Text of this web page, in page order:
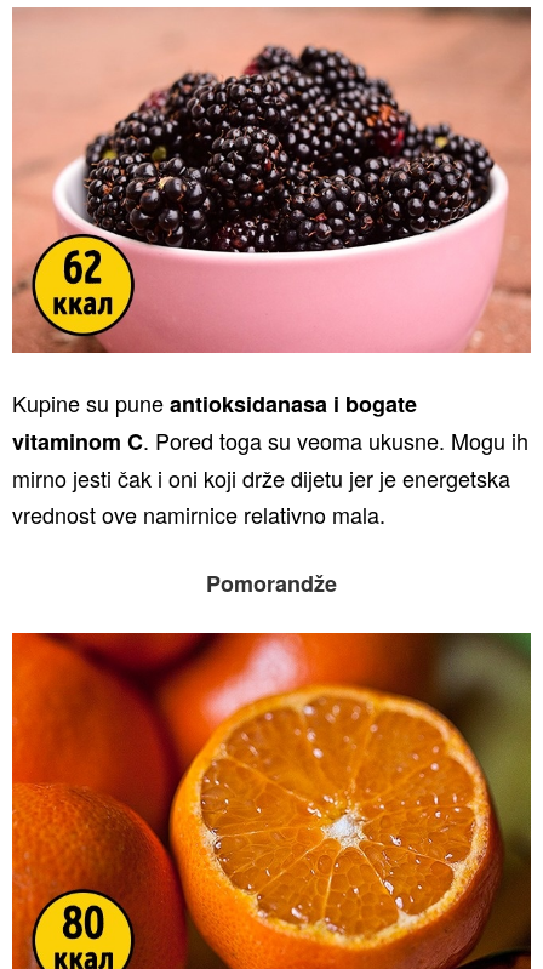
Kupine su puneantioksidanasa i bogate
vitaminom C. Pored toga su veoma ukusne. Mogu ih
mirno jesti čak i oni koji drže dijetu jer je energetska
vrednost ove namirnice relativno mala.
Pomorandže